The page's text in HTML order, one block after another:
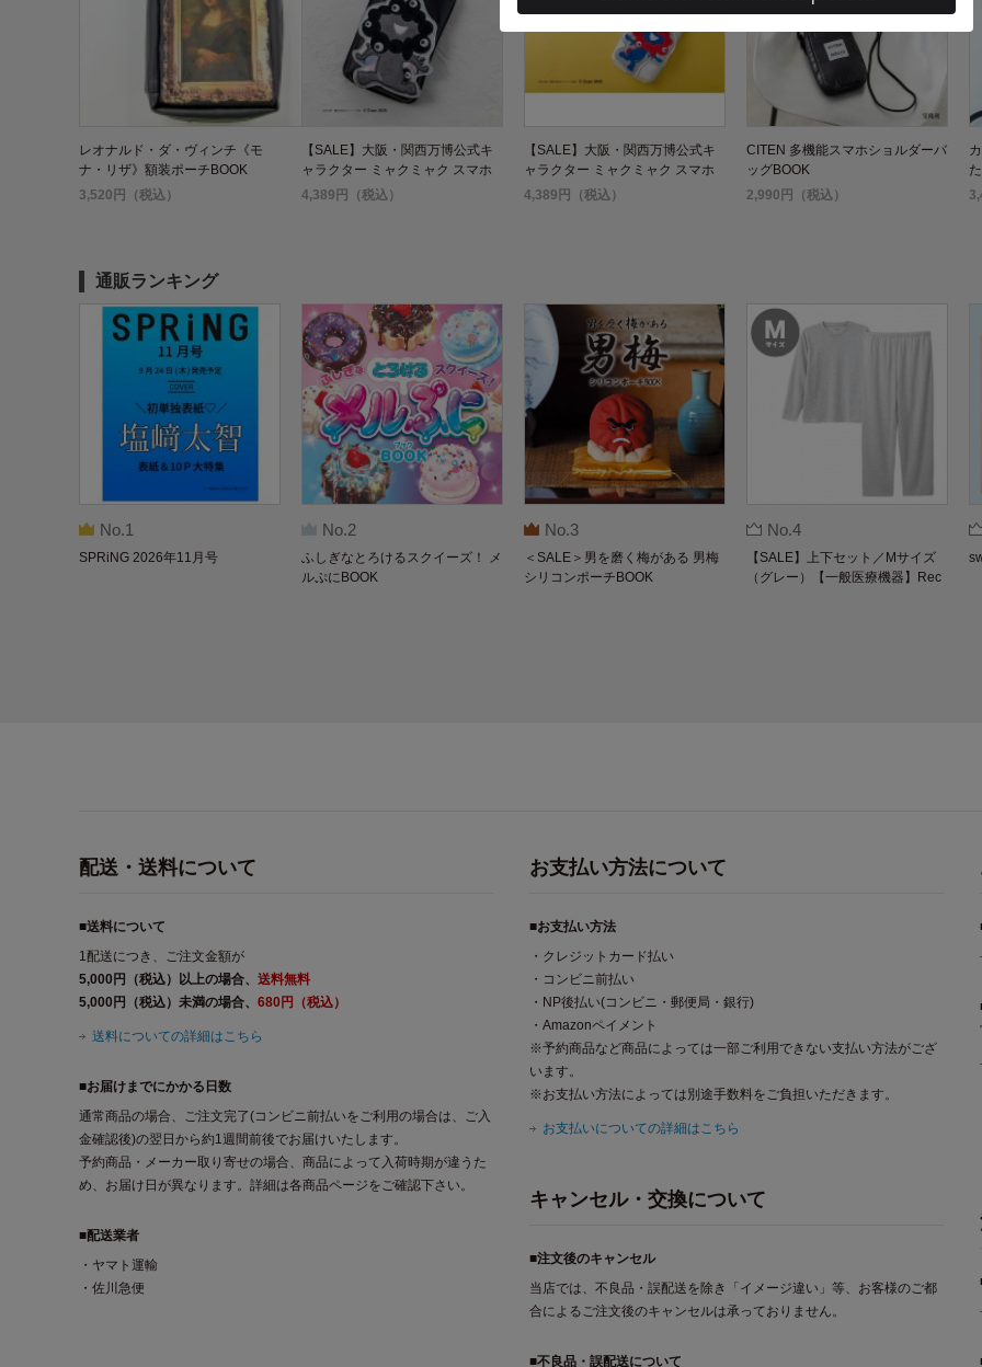
レオナルド・ダ・ヴィンチ《モ
ナ・リザ》額装ポーチBOOK
3,520円（税込）
【SALE】大阪・関西万博公式キ
ャラクター ミャクミャク スマホ
ポシェットBOOK モノクロver.
4,389円（税込）
【SALE】大阪・関西万博公式キ
ャラクター ミャクミャク スマホ
ポシェットBOOK
4,389円（税込）
CITEN 多機能スマホショルダーバ
ッグBOOK
2,990円（税込）
通販ランキング
No.1
SPRiNG 2026年11月号
No.2
ふしぎなとろけるスクイーズ！ メ
ルぷにBOOK
No.3
＜SALE＞男を磨く梅がある 男梅
シリコンポーチBOOK
No.4
【SALE】上下セット／Mサイズ
（グレー）【一般医療機器】Rec
配送・送料について
■送料について
1配送につき、ご注文金額が
5,000円（税込）以上の場合、 送料無料
5,000円（税込）未満の場合、 680円（税込）
送料についての詳細はこちら
■お届けまでにかかる日数
通常商品の場合、ご注文完了(コンビニ前払いをご利用の場合は、ご入
金確認後)の翌日から約1週間前後でお届けいたします。
予約商品・メーカー取り寄せの場合、商品によって入荷時期が違うた
め、お届け日が異なります。詳細は各商品ページをご確認下さい。
■配送業者
・ヤマト運輸
・佐川急便
お支払い方法について
■お支払い方法
・クレジットカード払い
・コンビニ前払い
・NP後払い(コンビニ・郵便局・銀行)
・Amazonペイメント
※予約商品など商品によっては一部ご利用できない支払い方法がござ
います。
※お支払い方法によっては別途手数料をご負担いただきます。
お支払いについての詳細はこちら
キャンセル・交換について
■注文後のキャンセル
当店では、不良品・誤配送を除き「イメージ違い」等、お客様のご都
合によるご注文後のキャンセルは承っておりません。
■不良品・誤配送について